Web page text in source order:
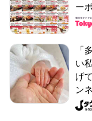
ー
「
い
げ
ン